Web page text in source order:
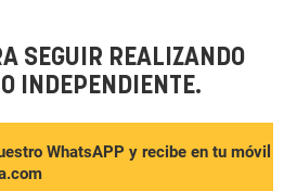
SEGUIR REALIZANDO
INDEPENDIENTE.
WhatsAPP y recibe en tu móvil